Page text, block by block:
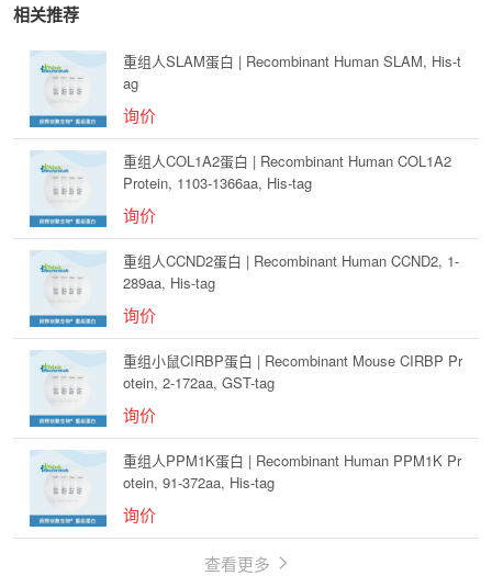
相关推荐
重组人SLAM蛋白 | Recombinant Human SLAM, His-t
ag
询价
重组人COL1A2蛋白 | Recombinant Human COL1A2
Protein, 1103-1366aa, His-tag
询价
重组人CCND2蛋白 | Recombinant Human CCND2, 1-
289aa, His-tag
询价
重组小鼠CIRBP蛋白 | Recombinant Mouse CIRBP Pr
otein, 2-172aa, GST-tag
询价
重组人PPM1K蛋白 | Recombinant Human PPM1K Pr
otein, 91-372aa, His-tag
询价
查看更多